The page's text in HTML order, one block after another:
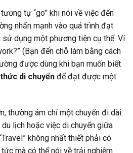
tự “go” khi nói về việc đến
nhấn mạnh vào quá trình đạt
dụng một phương tiện cụ thể. Ví
(Bạn đến chỗ làm bằng cách
được dùng khi bạn muốn biết
di chuyển để đạt được một
thường ám chỉ một chuyến đi dài
lịch hoặc việc di chuyển giữa
không nhất thiết phải có
mà có thể nói về trải nghiệm